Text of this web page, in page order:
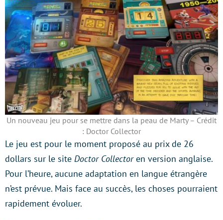
Un nouveau jeu pour se mettre dans la peau de Marty – Crédit
: Doctor Collector
Le jeu est pour le moment proposé au prix de 26
dollars sur le site Doctor Collectoren version anglaise.
Pour l’heure, aucune adaptation en langue étrangère
n’est prévue. Mais face au succès, les choses pourraient
rapidement évoluer.